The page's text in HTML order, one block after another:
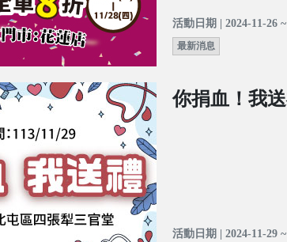
活動日期 | 2024-11-26
最新消息
你捐血！我送
活動日期 | 2024-11-29